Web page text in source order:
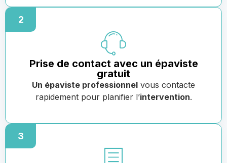
2
Prise de contact avec un épaviste
gratuit
Un épaviste professionnel vous contacte
rapidement pour planifier l’intervention.
3